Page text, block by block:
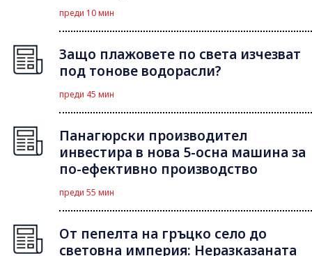
преди 10 мин
Защо плажовете по света изчезват
под тонове водорасли?
преди 45 мин
Панагюрски производител
инвестира в нова 5-осна машина за
по-ефективно производство
преди 55 мин
От пепелта на гръцко село до
световна империя: Неразказаната